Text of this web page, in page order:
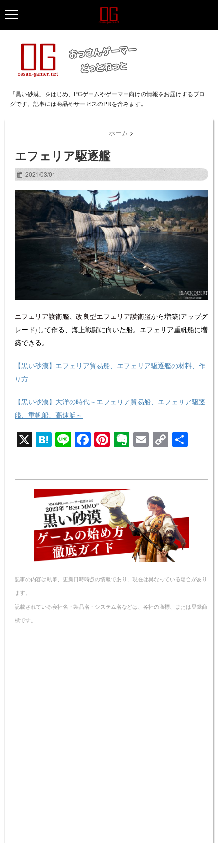
「黒い砂漠」をはじめ、PCゲームやゲーマー向けの情報をお届けするブロ
グです。記事には商品やサービスのPRを含みます。
ホーム >
エフェリア駆逐艦
2021/03/01
エフェリア護衛艦 改良型エフェリア護衛艦から増築(アップグ
レード)して作る、海上戦闘に向いた船。エフェリア重帆船に増
築できる。
【黒い砂漠】エフェリア貿易船、エフェリア駆逐艦の材料、作
り方
【黒い砂漠】大洋の時代～エフェリア貿易船、エフェリア駆逐
艦、重帆船、高速艇～
X H
at
n
a
Li
n
F
a
e
b
o
o
k
Pi
nt
e
st
E
v
n
e
E
m
C
o
y
n
k
記事の内容は執筆、更新日時時点の情報であり、現在は異なっている場合があり
ます。
記載されている会社名・製品名・システム名などは、各社の商標、または登録商
標です。